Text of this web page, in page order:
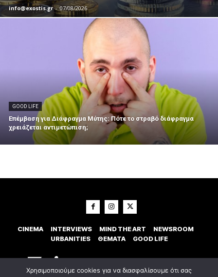
info@exostis.gr - 07/08/2026
GOOD LIFE
Επέμβαση για Διάφραγμα Μύτης: Πότε το στραβό διάφραγμα
χρειάζεται αντιμετώπιση;
CINEMA INTERVIEWS MIND THE ART
NEWSROOM
URBANITIES
ΘΕΜΑΤΑ GOOD LIFE
Χρησιμοποιούμε cookies για να διασφαλίσουμε ότι σας